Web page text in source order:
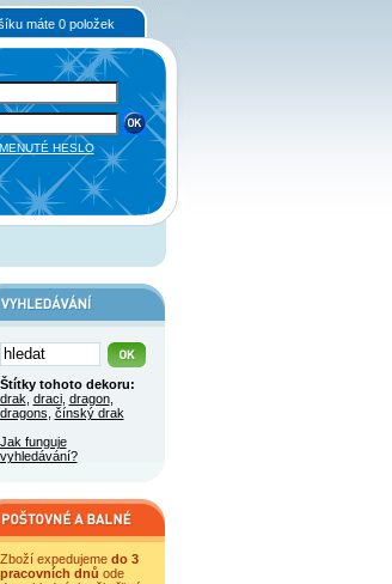
máte 0 položek
HESLO
Štítky tohoto dekoru:
drak draci, dragon,
dragons čínský drak
Jak funguje
vyhledávání?
Zboží expedujeme do 3
pracovních dnů ode